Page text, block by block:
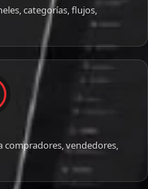
categorías, flujos,
compradores, vendedores,